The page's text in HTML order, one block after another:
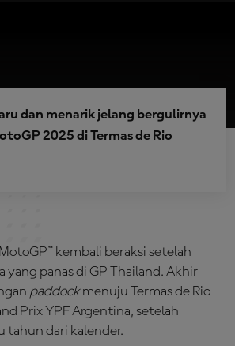
dan menarik jelang bergulirnya
2025 di Termas de Rio
kembali beraksi setelah
yang panas di GP Thailand. Akhir
paddockmenuju Termas de Rio
Prix YPF Argentina, setelah
tahun dari kalender.